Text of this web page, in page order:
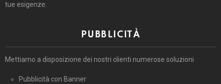
tue esigenze.
PUBBLICITÀ
Mettiamo a disposizione dei nostri clienti numerose soluzioni
Pubblicità con Banner